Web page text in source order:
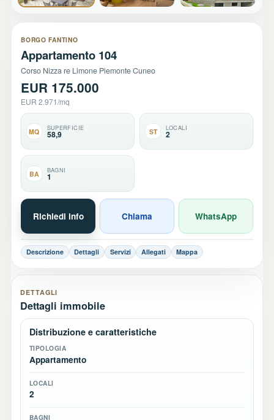
BORGO FANTINO
Appartamento 104
Corso Nizza re Limone Piemonte Cuneo
EUR 175.000
EUR 2.971/mq
MQ SUPERFICIE
58,9 ST LOCALI
2
BA BAGNI
1
Richiedi info Chiama WhatsApp
Descrizione Dettagli Servizi Allegati Mappa
DETTAGLI
Dettagli immobile
Distribuzione e caratteristiche
TIPOLOGIA
Appartamento
LOCALI
2
BAGNI